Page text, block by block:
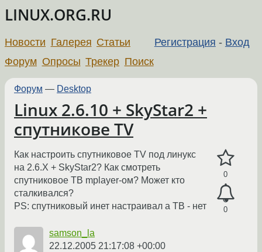
LINUX.ORG.RU
Регистрация - Вход
Новости Галерея Статьи
Форум Опросы Трекер Поиск
Форум — Desktop
Linux 2.6.10 + SkyStar2 +
спутникове TV
0
0
Как настроить спутниковое TV под линукс
на 2.6.X + SkyStar2? Как смотреть
спутниковое ТВ mplayer-ом? Может кто
сталкивался?
PS: спутниковый инет настраивал а ТВ - нет
samson_la
22.12.2005 21:17:08 +00:00